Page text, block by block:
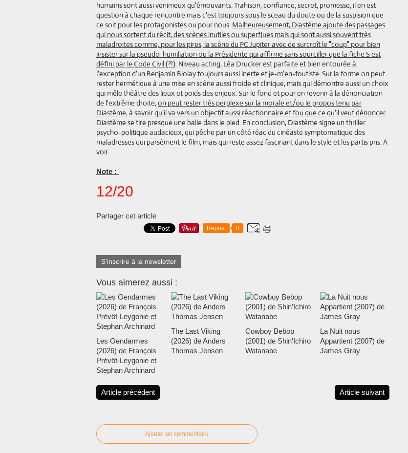
humains sont aussi venimeux qu'émouvants. Trahison, confiance, secret, promesse, il en est
question à chaque rencontre mais c'est toujours sous le sceau du doute ou de la suspision que
ce soit pour les protagonistes ou pour nous. Malheureusement, Diastème ajoute des passages
qui nous sortent du récit, des scènes inutiles ou superflues mais qui sont aussi souvent très
maladroites comme, pour les pires, la scène du PC Jupiter avec de surcroît le "coup" pour bien
insister sur la pseudo-humiliation ou la Présidente qui affirme sans sourciller que la fiche S est
défini par le Code Civil (?!). Niveau acting, Léa Drucker est parfaite et bien entourée à
l'exception d'un Benjamin Biolay toujours aussi inerte et je-m'en-foutiste. Sur la forme on peut
rester hermétique à une mise en scène aussi froide et clinique, mais qui démontre aussi un choix
qui mêle théâtre des lieux et poids des enjeux. Sur le fond et pour en revenir à la dénonciation
de l'extrême droite,on peut rester très perplexe sur la morale et/ou le propos tenu par
Diastème, à savoir qu'il va vers un objectif aussi réactionnaire et fou que ce qu'il veut dénoncer.
Diastème se tire presque une balle dans le pied. En conclusion, Diastème signe un thriller
psycho-politique audacieux, qui pêche par un côté réac du cinéaste symptomatique des
maladresses qui parsèment le film, mais qui reste assez fascinant dans le style et les partis pris. A
voir.
Note :
12/20
Partager cet article
Repost 0
S'inscrire à la newsletter
Vous aimerez aussi :
Les Gendarmes
(2026) de François
Prévôt-Leygonie et
Stephan Archinard
The Last Viking
(2026) de Anders
Thomas Jensen
Cowboy Bebop
(2001) de Shin'Ichiro
Watanabe
La Nuit nous
Appartient (2007) de
James Gray
Article précédent Article suivant
Ajouter un commentaire